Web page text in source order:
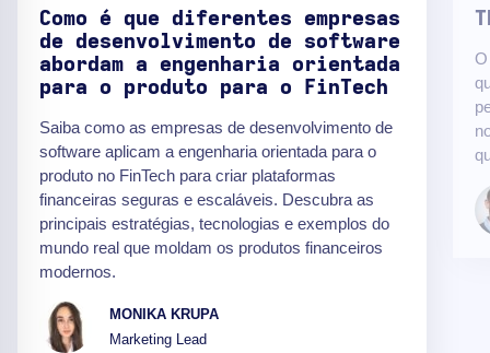
Como é que diferentes empresas
de desenvolvimento de software
abordam a engenharia orientada
para o produto para o FinTech
Saiba como as empresas de desenvolvimento de
software aplicam a engenharia orientada para o
produto no FinTech para criar plataformas
financeiras seguras e escaláveis. Descubra as
principais estratégias, tecnologias e exemplos do
mundo real que moldam os produtos financeiros
modernos.
MONIKA KRUPA
Marketing Lead